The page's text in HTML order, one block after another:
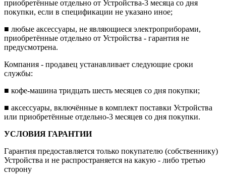
приобретённые отдельно от Устройства-3 месяца со дня
покупки, если в спецификации не указано иное;
■ любые аксессуары, не являющиеся электроприборами,
приобретённые отдельно от Устройства - гарантия не
предусмотрена.
Компания - продавец устанавливает следующие сроки
службы:
■ кофе-машина тридцать шесть месяцев со дня покупки;
■ аксессуары, включённые в комплект поставки Устройства
или приобретённые отдельно-3 месяцев со дня покупки.
УСЛОВИЯ ГАРАНТИИ
Гарантия предоставляется только покупателю (собственнику)
Устройства и не распространяется на какую - либо третью
сторону